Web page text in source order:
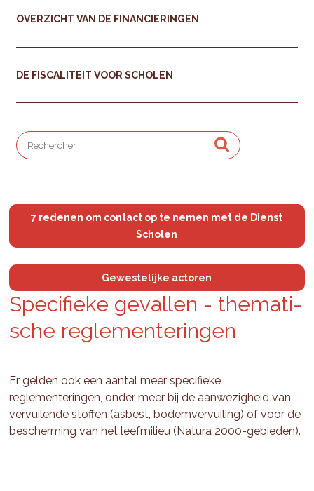
OVERZICHT VAN DE FINANCIERINGEN
DE FISCALITEIT VOOR SCHOLEN
7 redenen om contact op te nemen met de Dienst
Scholen
Gewestelijke actoren
Spe­ci­fie­ke ge­val­len - the­ma­ti­
sche re­gle­men­te­rin­gen
Er gelden ook een aantal meer specifieke
reglementeringen, onder meer bij de aanwezigheid van
vervuilende stoffen (asbest, bodemvervuiling) of voor de
bescherming van het leefmilieu (Natura 2000-gebieden).